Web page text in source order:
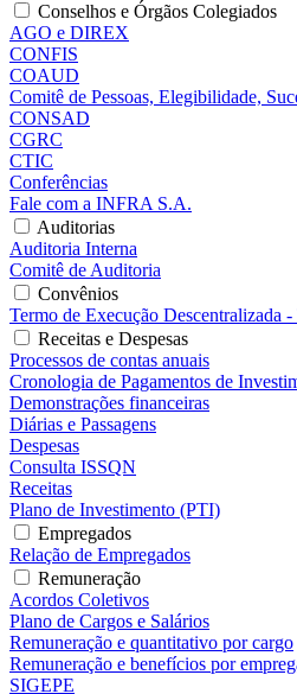
Conselhos e Órgãos Colegiados
AGO e DIREX
CONFIS
COAUD
Comitê de Pessoas, Elegibilidade,
CONSAD
CGRC
CTIC
Conferências
Fale com a INFRA S.A.
Auditorias
Auditoria Interna
Comitê de Auditoria
Convênios
Termo de Execução Descentralizada
Receitas e Despesas
Processos de contas anuais
Cronologia de Pagamentos de
Demonstrações financeiras
Diárias e Passagens
Despesas
Consulta ISSQN
Receitas
Plano de Investimento (PTI)
Empregados
Relação de Empregados
Remuneração
Acordos Coletivos
Plano de Cargos e Salários
Remuneração e quantitativo por cargo
Remuneração e benefícios por
SIGEPE